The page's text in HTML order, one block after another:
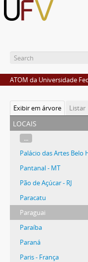
ATOM da Universidade
Exibir em árvore Listar
locais
...
Palácio das Artes Belo
Pantanal - MT
Pão de Açúcar - RJ
Paracatu
Paraguai
Paraíba
Paraná
Paris - França